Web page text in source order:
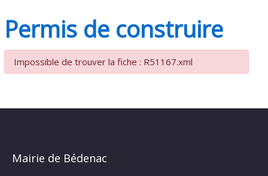
Permis de construire
Impossible de trouver la fiche : R51167.xml
Mairie de Bédenac